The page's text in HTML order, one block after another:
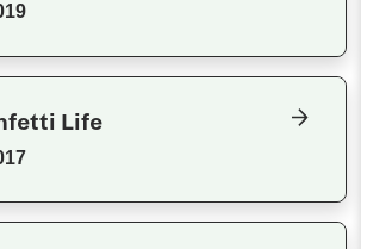
Life